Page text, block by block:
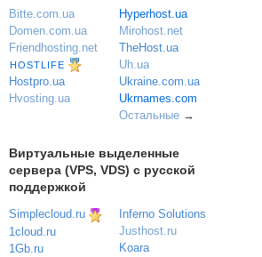
Bitte.com.ua
Domen.com.ua
Friendhosting.net
HOSTLIFE
Hostpro.ua
Hvosting.ua
Hyperhost.ua
Mirohost.net
TheHost.ua
Uh.ua
Ukraine.com.ua
Ukrnames.com
Остальные→
Виртуальные выделенные
сервера (VPS, VDS) с русской
поддержкой
Simplecloud.ru
1cloud.ru
1Gb.ru
Inferno Solutions
Justhost.ru
Koara